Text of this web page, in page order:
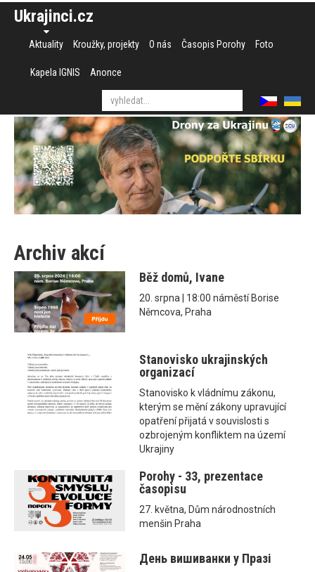
Ukrajinci.cz
Aktuality Kroužky, projekty O nás Časopis Porohy Foto
Kapela IGNIS Anonce
Archiv akcí
Běž domů, Ivane
20. srpna | 18:00 náměstí Borise
Němcova, Praha
Stanovisko ukrajinských
organizací
Stanovisko k vládnímu zákonu,
kterým se mění zákony upravující
opatření přijatá v souvislosti s
ozbrojeným konfliktem na území
Ukrajiny
Porohy - 33, prezentace
časopisu
27. května, Dům národnostních
menšin Praha
День вишиванки у Празі